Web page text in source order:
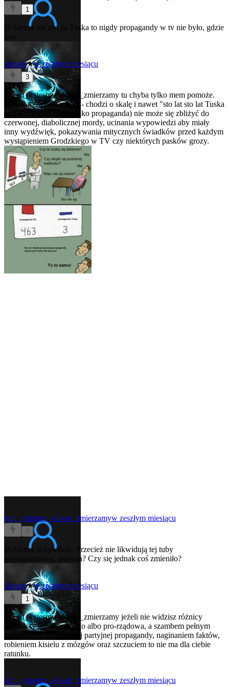
1
@Atexor
nie no, za Tuska to nigdy propagandy w tv nie było, gdzie
Atexor★w zeszłym miesiącu
3
@kim_jestesmy_dokad_zmierzamy tu chyba tylko mem pomoże.
Bo jak mówiłem wyżej - chodzi o skalę i nawet "sto lat sto lat Tuska
w TV" (wypominane jako propaganda) nie może się zbliżyć do
czerwonej, diabolicznej mordy, ucinania wypowiedzi aby miały
inny wydźwięk, pokazywania mitycznych świadków przed każdym
wystąpieniem Grodzkiego w TV czy niektórych pasków grozy.
kim_jestesmy_dokad_zmierzamyw zeszłym miesiącu
0
@Atexor
oczywiście. Przecież nie likwidują tej tuby
propagandowej, prawda? Czy się jednak coś zmieniło?
Atexor★w zeszłym miesiącu
1
@kim_jestesmy_dokad_zmierzamy jeżeli nie widzisz różnicy
między tv która jest tylko albo pro-rządowa, a szambem pełnym
manipulacji, najgrubszej partyjnej propagandy, naginaniem faktów,
robieniem kisielu z mózgów oraz szczuciem to nie ma dla ciebie
ratunku.
kim_jestesmy_dokad_zmierzamyw zeszłym miesiącu